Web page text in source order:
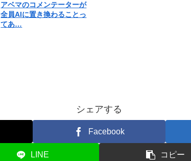
アベマのコメンテーターが
全員AIに置き換わることっ
てあ…
シェアする
Facebook
LINE コピー